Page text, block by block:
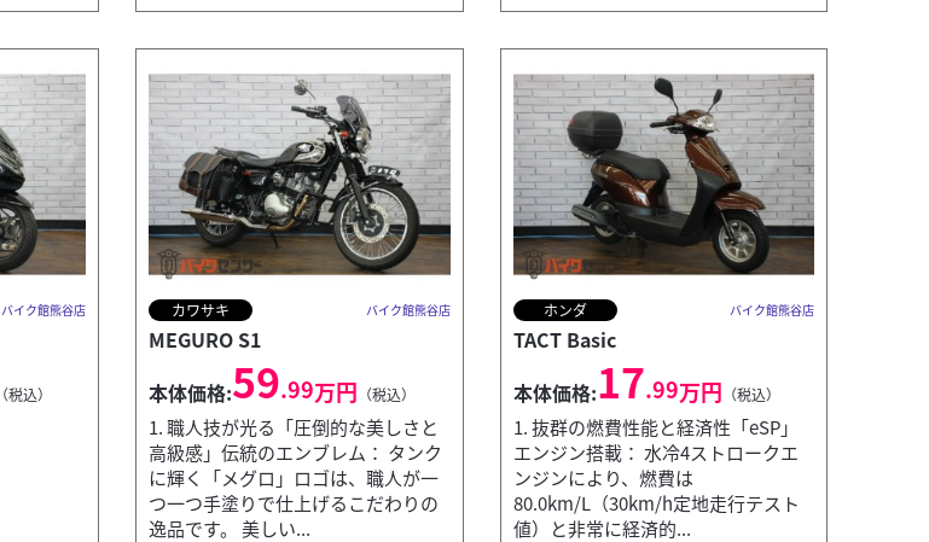
バイク館熊谷店
（税込）
カワサキ バイク館熊谷店
MEGURO S1
本体価格:59.99万円 （税込）
1. 職人技が光る「圧倒的な美しさと
高級感」伝統のエンブレム： タンク
に輝く「メグロ」ロゴは、職人が一
つ一つ手塗りで仕上げるこだわりの
逸品です。 美しい...
ホンダ バイク館熊谷店
TACT Basic
本体価格:17.99万円 （税込）
1. 抜群の燃費性能と経済性「eSP」
エンジン搭載： 水冷4ストロークエ
ンジンにより、燃費は
80.0km/L（30km/h定地走行テスト
値）と非常に経済的...